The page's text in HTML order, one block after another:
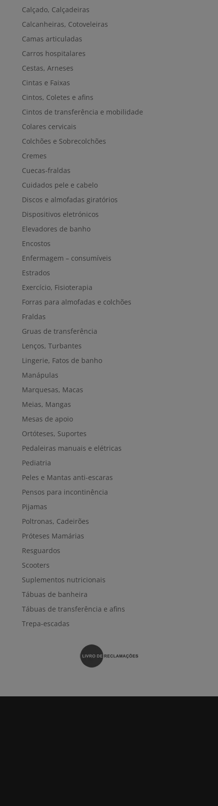
Calçado, Calçadeiras
Calcanheiras, Cotoveleiras
Camas articuladas
Carros hospitalares
Cestas, Arneses
Cintas e Faixas
Cintos, Coletes e afins
Cintos de transferência e mobilidade
Colares cervicais
Colchões e Sobrecolchões
Cremes
Cuecas-fraldas
Cuidados pele e cabelo
Discos e almofadas giratórios
Dispositivos eletrónicos
Elevadores de banho
Encostos
Enfermagem – consumíveis
Estrados
Exercício, Fisioterapia
Forras para almofadas e colchões
Fraldas
Gruas de transferência
Lenços, Turbantes
Lingerie, Fatos de banho
Manápulas
Marquesas, Macas
Meias, Mangas
Mesas de apoio
Ortóteses, Suportes
Pedaleiras manuais e elétricas
Pediatria
Peles e Mantas anti-escaras
Pensos para incontinência
Pijamas
Poltronas, Cadeirões
Próteses Mamárias
Resguardos
Scooters
Suplementos nutricionais
Tábuas de banheira
Tábuas de transferência e afins
Trepa-escadas